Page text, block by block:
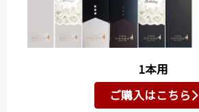
1本用
ご購入はこちら